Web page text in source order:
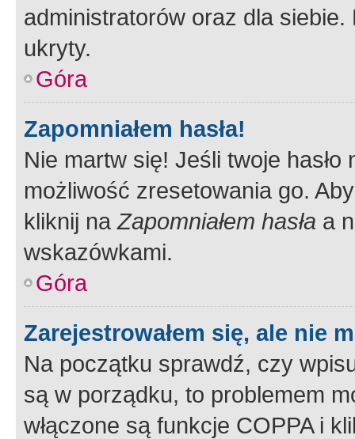
administratorów oraz dla
ukryty.
Góra
Zapomniałem hasła!
Nie martw się! Jeśli twoje
możliwość zresetowania go.
kliknij naZapomniałem hasła a
wskazówkami.
Góra
Zarejestrowałem się, ale nie
Na początku sprawdź, czy
są w porządku, to problemem
włączone są funkcje COPPA i